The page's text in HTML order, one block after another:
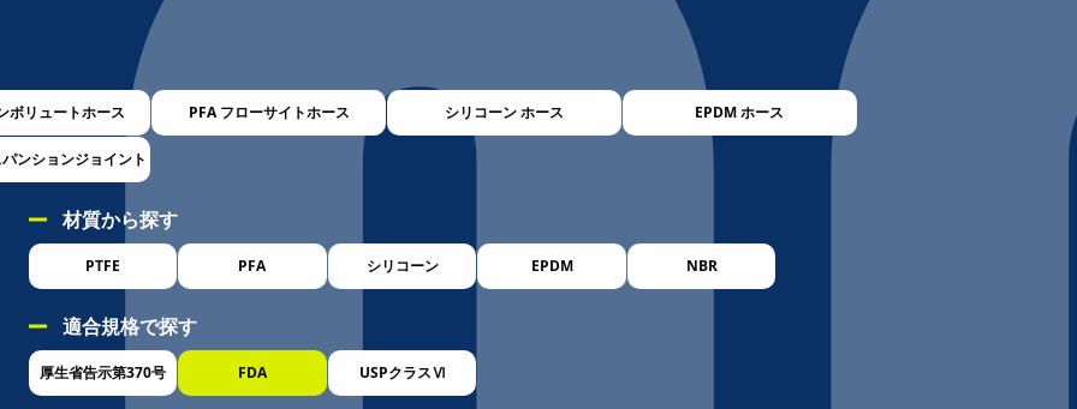
ボリュートホース PFA フローサイトホース シリコーン ホース EPDM ホース
ンションジョイント
材質から探す
PTFE PFA シリコーン EPDM NBR
適合規格で探す
厚生省告示第370号 FDA USPクラスⅥ